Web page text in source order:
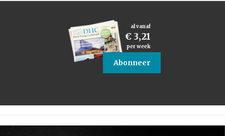
al vanaf
€ 3,21
per week
Abonneer